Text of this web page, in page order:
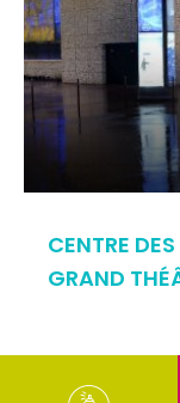
CENTRE
GRAND